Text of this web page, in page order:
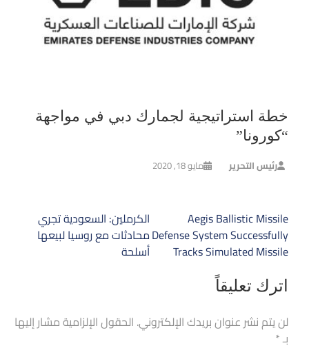
خطة استراتيجية لجمارك دبي في مواجهة
“كورونا”
رئيس التحرير مايو 18, 2020
تصفّح
المقالات
الكرملين: السعودية تجري
محادثات مع روسيا لبيعها
أسلحة
Aegis Ballistic Missile
Defense System Successfully
Tracks Simulated Missile
اترك تعليقاً
لن يتم نشر عنوان بريدك الإلكتروني. الحقول الإلزامية مشار إليها
بـ*